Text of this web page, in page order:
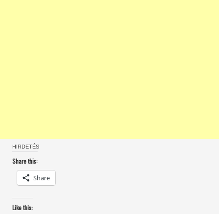
HIRDETÉS
Share this:
Share
Like this: